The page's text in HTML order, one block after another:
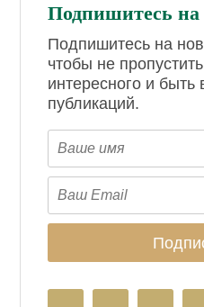
Подпишитесь на
Подпишитесь на
чтобы не
интересного и быть
публикаций.